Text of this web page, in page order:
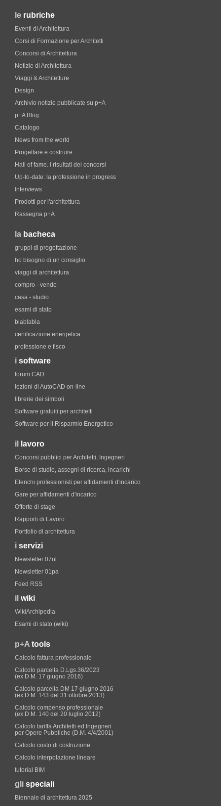
le rubriche
Eventi di Architettura
Corsi di Formazione per Architetti
Concorsi di Architettura
Notizie di Architettura
Viaggi & Architetture
Design
Archivio notizie pubblicate su p+A
p+A Blog
Catalogo
News from the world
Progettare e costruire
Hall of fame. i risultati dei concorsi
Up-to-date: la professione in progress
Interviews
Prodotti per l'architettura
Rassegna p+A
la bacheca
gruppi di progettazione
ho bisogno di un consiglio
viaggi di architettura
compro - vendo
casa - studio
esami di stato
blablabla
certificazione energetica
professione e fisco
i software
forum CAD
lezioni di AutoCAD on-line
librerie dei simboli
Software gratuiti per architetti
Software per il Risparmio Energetico
il lavoro
Concorsi pubblici per Architetti, Ingegneri
Borse di studio, assegni di ricerca, incarichi
Elenchi professionisti per affidamenti d'incarico
Gare per affidamenti d'incarico
Offerte di stage
Rapporti di Lavoro
Portfolio di architettura
i servizi
Newsletter 07nl
Newsletter 01pa
Feed RSS
il wiki
WikiArchipedia
Esami di stato (wiki)
p+A tools
Calcolo fattura professionale
Calcolo parcella D.Lgs.36/2023
(ex D.M. 17 giugno 2016)
Calcolo parcella DM 17 giugno 2016
(ex D.M. 143 del 31 ottobre 2013)
Calcolo compenso professionale
(ex D.M. 140 del 20 luglio 2012)
Calcolo tariffa Architetti ed Ingegneri
per Opere Pubbliche (D.M. 4/4/2001)
Calcolo costo di costruzione
Calcolo interpolazione lineare
tutorial BIM
gli speciali
Biennale di architettura 2025